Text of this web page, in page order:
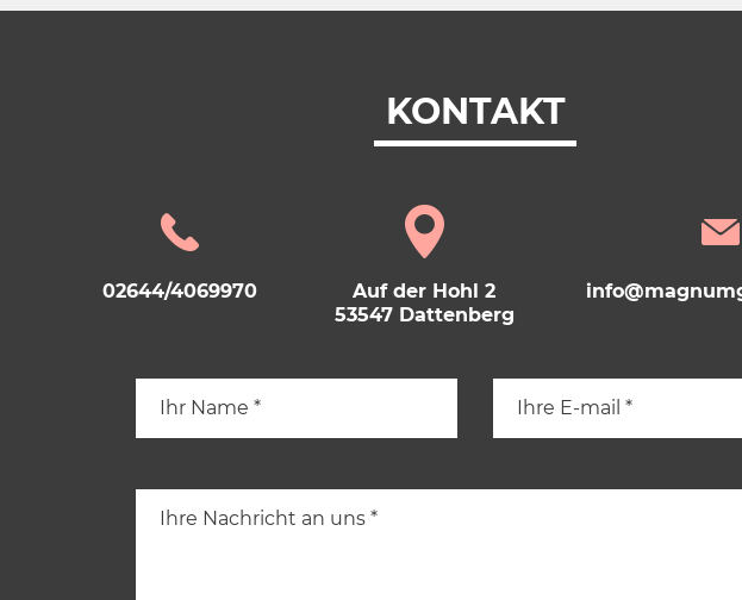
KONTAKT
02644/4069970
Auf der Hohl 2
53547 Dattenberg